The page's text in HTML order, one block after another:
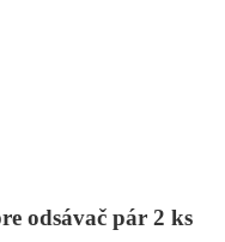
odsávač pár 2 ks